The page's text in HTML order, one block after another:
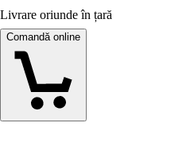
Livrare oriunde în țară
Comandă online